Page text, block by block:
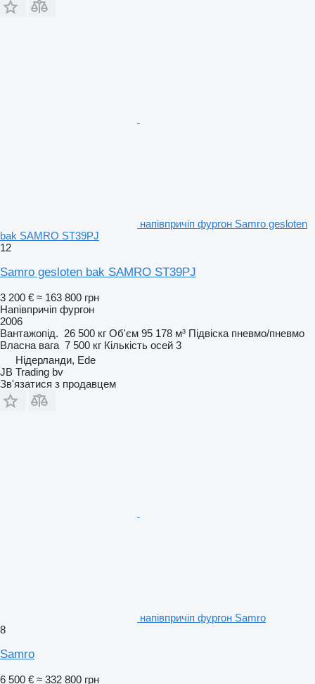
напівпричіп фургон Samro gesloten
bak SAMRO ST39PJ
12
Samro gesloten bak SAMRO ST39PJ
3 200 € ≈ 163 800 грн
Напівпричіп фургон
2006
Вантажопід. 26 500 кг Об'єм 95 178 м³ Підвіска пневмо/пневмо
Власна вага 7 500 кг Кількість осей 3
Нідерланди, Ede
JB Trading bv
Зв'язатися з продавцем
напівпричіп фургон Samro
8
Samro
6 500 € ≈ 332 800 грн